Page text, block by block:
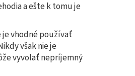
a ešte k tomu je
je vhodné používať
však nie je
vyvolať nepríjemný